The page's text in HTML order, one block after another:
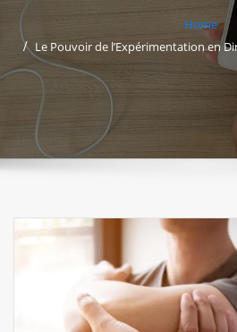
Home
Le Pouvoir de l’Expérimentation en